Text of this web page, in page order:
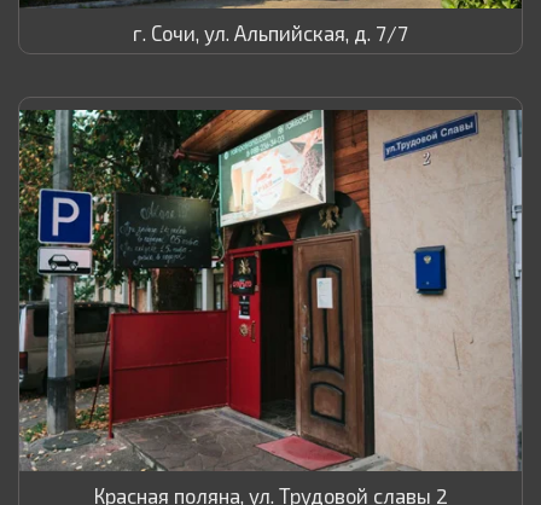
г. Сочи, ул. Альпийская, д. 7/7
Красная поляна, ул. Трудовой славы 2